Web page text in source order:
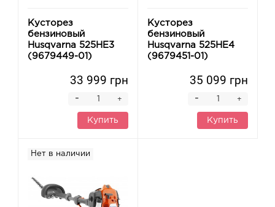
Кусторез
бензиновый
Husqvarna 525HE3
(9679449-01)
33 999 грн
+
-
Купить
Кусторез
бензиновый
Husqvarna 525HE4
(9679451-01)
35 099 грн
+
-
Купить
Нет в наличии